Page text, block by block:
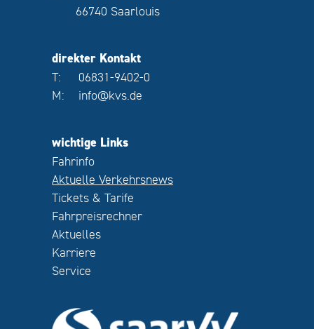
66740 Saarlouis
direkter Kontakt
T:
M:
06831-9402-0
info@kvs.de
wichtige Links
Fahrinfo
Aktuelle Verkehrsnews
Tickets & Tarife
Fahrpreisrechner
Aktuelles
Karriere
Service